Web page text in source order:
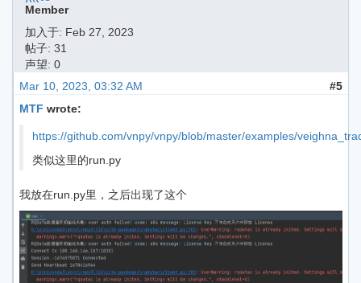
Member
加入于: Feb 27, 2023
帖子: 31
声望: 0
Mar 10, 2023, 03:32 AM
#5
MTF wrote:
https://github.com/vnpy/vnpy/blob/master/examples/
类似这里的run.py
我放在run.py里，之后出现了这个